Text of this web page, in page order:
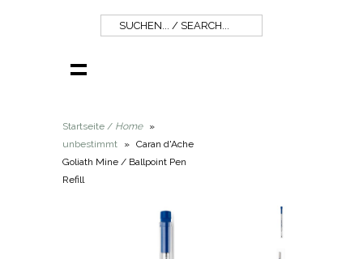
Startseite / Home
»
unbestimmt
» Caran d'Ache
Goliath Mine / Ballpoint Pen
Refill